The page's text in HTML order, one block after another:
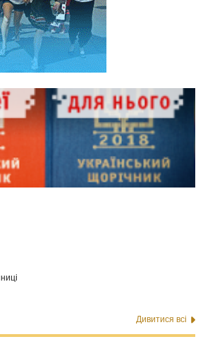
Дивитися всі